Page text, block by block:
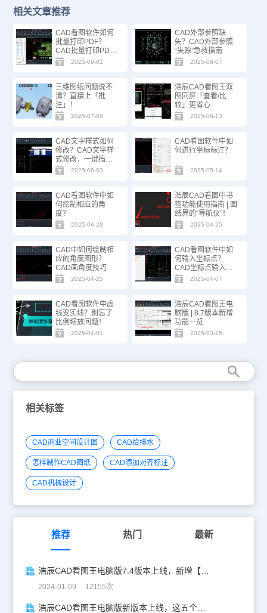
相关文章推荐
CAD看图软件如何
批量打印PDF？
CAD批量打印PDF
方法技巧！
2025-09-01
CAD外部参照缺
失？CAD外部参照
“失踪”急救指南
2025-08-07
三维图纸问题说不
清？直接上「批
注」！
2025-07-08
浩辰CAD看图王双
图同屏「查看/比
较」更省心
2025-06-13
CAD文字样式如何
修改？CAD文字样
式修改，一键搞
定！
2025-06-03
CAD看图软件中如
何进行坐标标注？
2025-05-14
CAD看图软件中如
何绘制相应的角
度？
2025-04-29
浩辰CAD看图中书
签功能使用指南 | 图
纸界的“导航仪”！
2025-04-25
CAD中如何绘制相
应的角度图形？
CAD画角度技巧
2025-04-23
CAD看图软件中如
何输入坐标点？
CAD坐标点输入技
巧
2025-04-07
CAD看图软件中虚
线变实线？别忘了
比例缩放问题！
2025-04-01
浩辰CAD看图王电
脑版 | 8.7版本新增
功能一览
2025-03-25
相关标签
CAD商业空间设计图 CAD给排水
怎样制作CAD图纸 CAD添加对齐标注
CAD机械设计
推荐 热门 最新
浩辰CAD看图王电脑版7.4版本上线，新增【坐标系切换】功能！
2024-01-09 12155次
浩辰CAD看图王电脑版新版本上线，这五个新功能你一定要知道！